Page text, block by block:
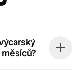
měsíců?